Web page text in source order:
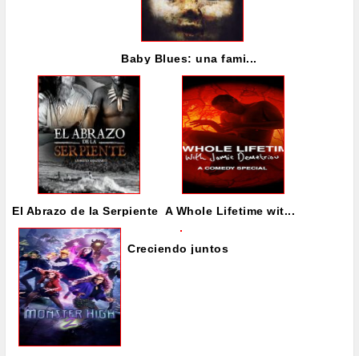
Baby Blues: una fami...
El Abrazo de la Serpiente A Whole Lifetime wit...
Creciendo juntos